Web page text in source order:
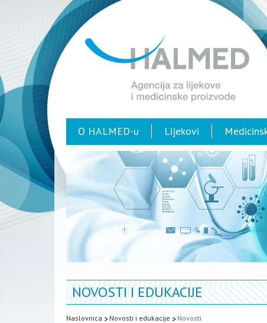
O HALMED-u Lijekovi
NOVOSTI I EDUKACIJE
Naslovnica Novosti i edukacije Novosti